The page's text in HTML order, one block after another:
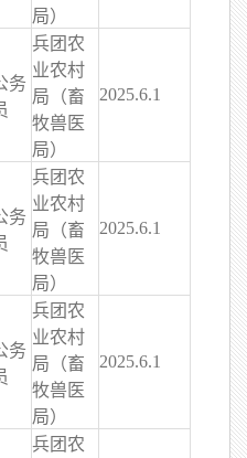
局）
务
兵团农
业农村
局（畜
牧兽医
局）
2025.6.1
务
兵团农
业农村
局（畜
牧兽医
局）
2025.6.1
务
兵团农
业农村
局（畜
牧兽医
局）
2025.6.1
兵团农